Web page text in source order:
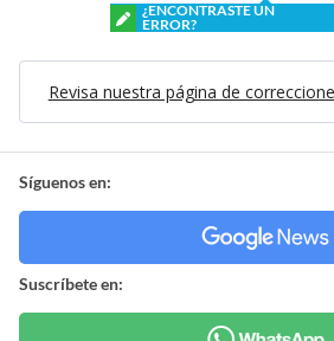
¿ENCONTRASTE UN
ERROR?
Revisa nuestra página de
Síguenos en:
Suscríbete en: